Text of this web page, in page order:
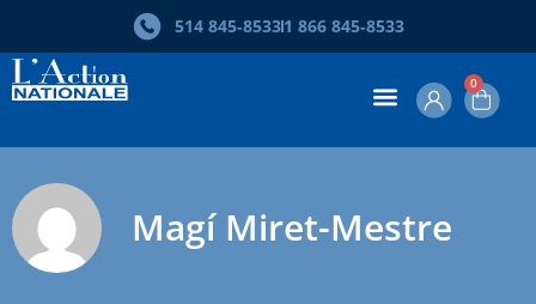
514 845‑85331 866 845‑8533
0
Magí Miret-Mestre